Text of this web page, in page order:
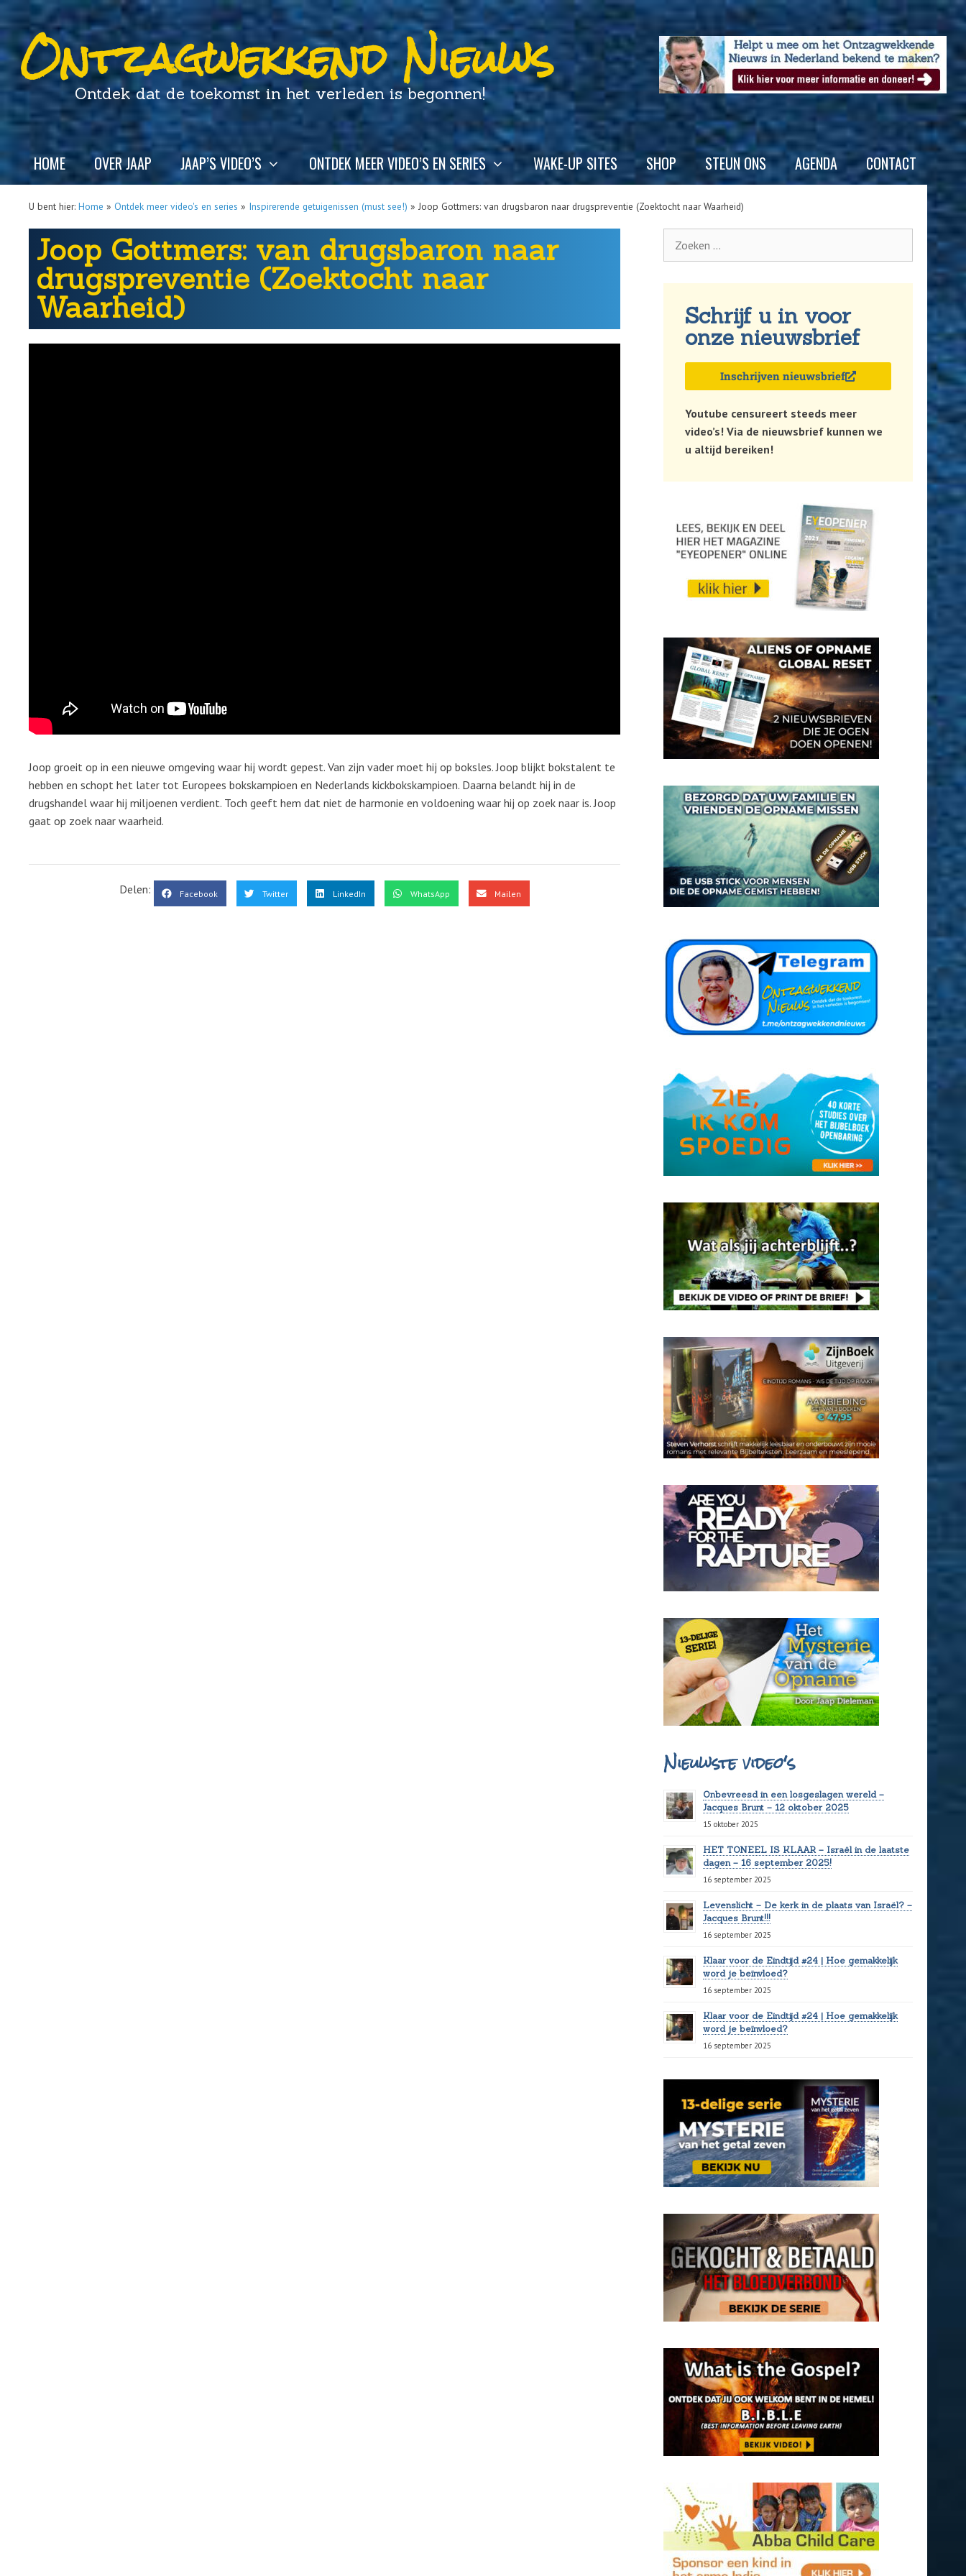
Ontzagwekkend Nieuws
Ontdek dat de toekomst in het verleden is begonnen!
HOME OVER JAAP JAAP’S VIDEO’S ONTDEK MEER VIDEO’S EN SERIES WAKE-UP SITES SHOP STEUN ONS AGENDA CONTACT
U bent hier: Home » Ontdek meer video's en series » Inspirerende getuigenissen (must see!) » Joop Gottmers: van drugsbaron naar drugspreventie (Zoektocht naar Waarheid)
Joop Gottmers: van drugsbaron naar
drugspreventie (Zoektocht naar
Waarheid)
Joop groeit op in een nieuwe omgeving waar hij wordt gepest. Van zijn vader moet hij op boksles. Joop blijkt bokstalent te
hebben en schopt het later tot Europees bokskampioen en Nederlands kickbokskampioen. Daarna belandt hij in de
drugshandel waar hij miljoenen verdient. Toch geeft hem dat niet de harmonie en voldoening waar hij op zoek naar is. Joop
gaat op zoek naar waarheid.
Delen: Facebook Twitter LinkedIn WhatsApp Mailen
Schrijf u in voor
onze nieuwsbrief
Inschrijven nieuwsbrief
Youtube censureert steeds meer
video’s! Via de nieuwsbrief kunnen we
u altijd bereiken!
Nieuwste video's
Onbevreesd in een losgeslagen wereld –
Jacques Brunt – 12 oktober 2025
15 oktober 2025
HET TONEEL IS KLAAR – Israël in de laatste
dagen – 16 september 2025!
16 september 2025
Levenslicht – De kerk in de plaats van Israël? –
Jacques Brunt!!!
16 september 2025
Klaar voor de Eindtijd #24 | Hoe gemakkelijk
word je beïnvloed?
16 september 2025
Klaar voor de Eindtijd #24 | Hoe gemakkelijk
word je beïnvloed?
16 september 2025